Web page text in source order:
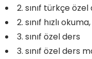
2. sınıf türkçe özel
2. sınıf hızlı
3. sınıf özel ders
3. sınıf özel ders